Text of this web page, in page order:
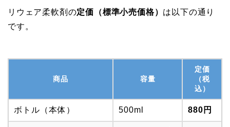
リウェア柔軟剤の定価（標準小売価格） は以下の通り
です。
商品 容量
定価
（税
込）
ボトル（本体） 500ml 880円